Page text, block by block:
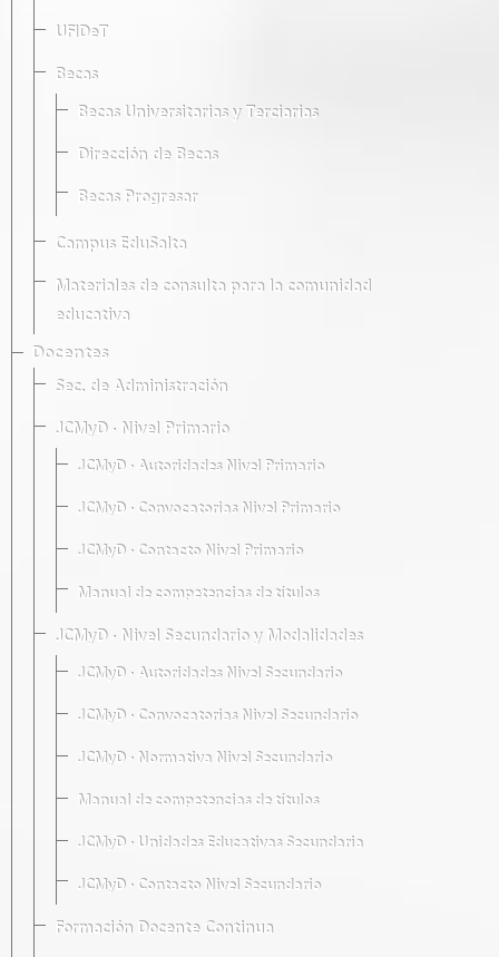
UFIDeT
Becas
Becas Universitarias y Terciarias
Dirección de Becas
Becas Progresar
Campus EduSalta
Materiales de consulta para la comunidad
educativa
Docentes
Sec. de Administración
JCMyD · Nivel Primario
JCMyD · Autoridades Nivel Primario
JCMyD · Convocatorias Nivel Primario
JCMyD · Contacto Nivel Primario
Manual de competencias de títulos
JCMyD · Nivel Secundario y Modalidades
JCMyD · Autoridades Nivel Secundario
JCMyD · Convocatorias Nivel Secundario
JCMyD · Normativa Nivel Secundario
Manual de competencias de títulos
JCMyD · Unidades Educativas Secundaria
JCMyD · Contacto Nivel Secundario
Formación Docente Continua